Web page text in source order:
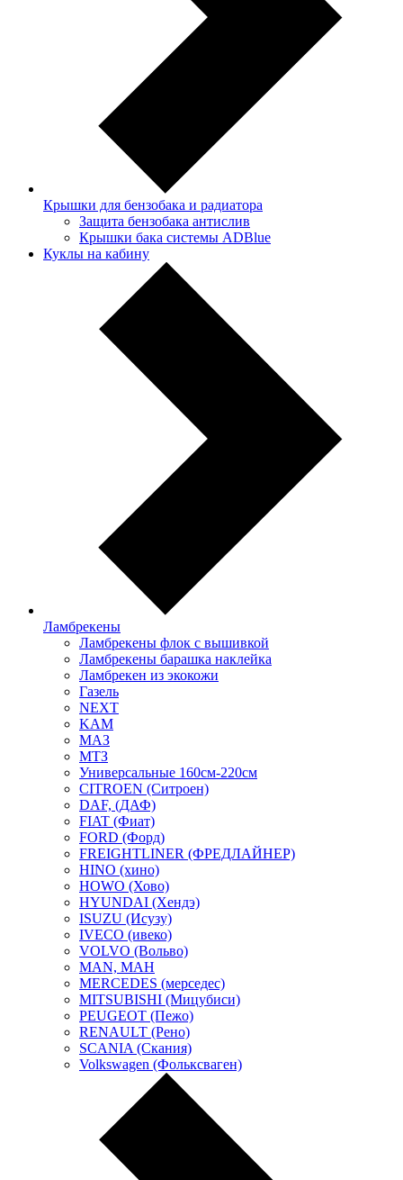
Крышки для бензобака и радиатора
Защита бензобака антислив
Крышки бака системы ADBlue
Куклы на кабину
Ламбрекены
Ламбрекены флок с вышивкой
Ламбрекены барашка наклейка
Ламбрекен из экокожи
Газель
NEXT
KAM
МАЗ
МТЗ
Универсальные 160см-220см
CITROEN (Ситроен)
DAF, (ДАФ)
FIAT (Фиат)
FORD (Форд)
FREIGHTLINER (ФРЕДЛАЙНЕР)
HINO (хино)
HOWO (Хово)
HYUNDAI (Хендэ)
ISUZU (Исузу)
IVECO (ивеко)
VOLVO (Вольво)
MAN, МАН
MERCEDES (мерседес)
MITSUBISHI (Мицубиси)
PEUGEOT (Пежо)
RENAULT (Рено)
SCANIA (Скания)
Volkswagen (Фольксваген)